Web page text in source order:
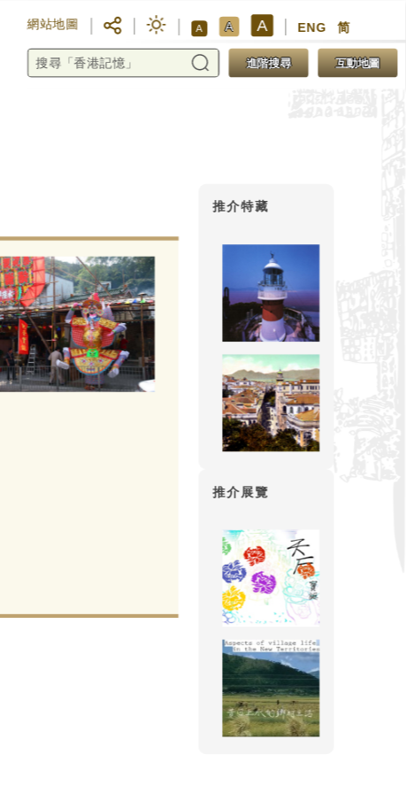
網站地圖 A A A ENG 简
進階搜尋 互動地圖
觀音是佛、道兩教供奉的神靈
有一間約百年歷史的觀音廟，
呢？估計原因有二：二月十九
遠，漁民難以接連負擔兩項活
季節，漁民都返回西貢避風，
曾有人建議改在九月十九日的
推介特藏
推介展覽